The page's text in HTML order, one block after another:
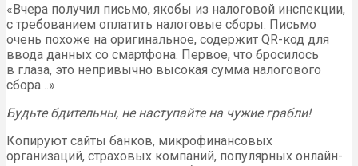
«Вчера получил письмо, якобы из налоговой инспекции,
с требованием оплатить налоговые сборы. Письмо
очень похоже на оригинальное, содержит QR-код для
ввода данных со смартфона. Первое, что бросилось
в глаза, это непривычно высокая сумма налогового
сбора…»
Будьте бдительны, не наступайте на чужие грабли!
Копируют сайты банков, микрофинансовых
организаций, страховых компаний, популярных онлайн-